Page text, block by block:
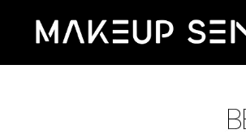
Catégories